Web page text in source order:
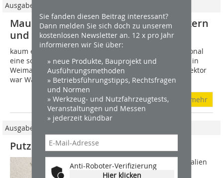
Sie fanden diesen Beitrag interessant?
Dann melden Sie sich doch zu unserem
kostenlosen Newsletter an. 12 x pro Jahr
informieren wir Sie über:
» neue Produkte, Bauprojekt und
Ausführungsmethoden
» Betriebsführungstipps, Rechtsfragen
und Normen
» Werkzeug- und Nutzfahrzeugtests,
Veranstaltungen und Messen
» jederzeit kündbar
Anti-Roboter-Verifizierung
Hier klicken
Ausgabe 7-8/2019
Mauer einreißen zwischen Handwerkern
und Künstlern
kaum eine Kunst- und Architekturschule hat international
eine solche Bedeutung erlangt wie das vor 100 Jahren in
Weimar gegründete Bauhaus. Gründer und erster Direktor
war Walter Gropius, der von...
mehr
Ausgabe 10/2015
Putzen wie früher
Bauweisen, Techniken und Baumaterialien
haben sich in den vergangenen